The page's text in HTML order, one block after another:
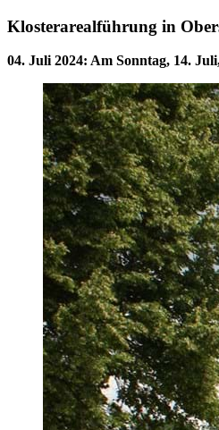
Klosterarealführung in
04. Juli 2024: Am Sonntag, 14.